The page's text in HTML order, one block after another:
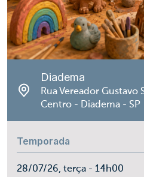
Diadema
Rua Vereador
Centro - Diadema - SP
Temporada
28/07/26, terça - 14h00